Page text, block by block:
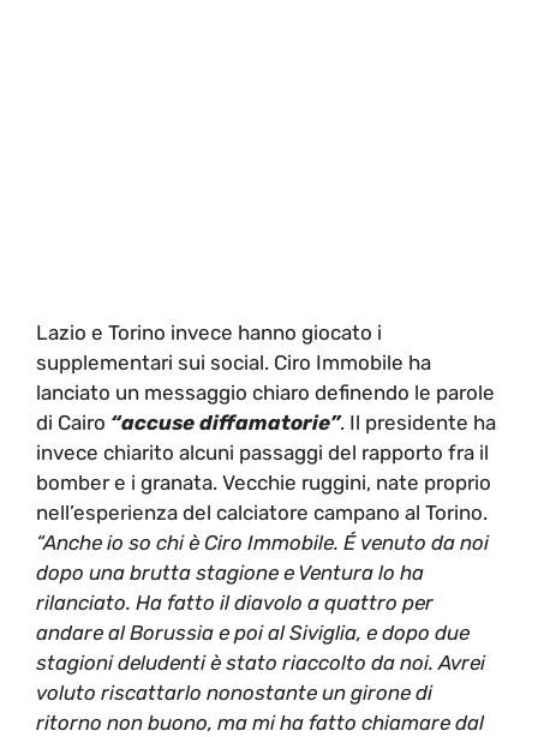
Lazio e Torino invece hanno giocato i
supplementari sui social. Ciro Immobile ha
lanciato un messaggio chiaro definendo le parole
di Cairo “accuse diffamatorie”. Il presidente ha
invece chiarito alcuni passaggi del rapporto fra il
bomber e i granata. Vecchie ruggini, nate proprio
nell’esperienza del calciatore campano al Torino.
“Anche io so chi è Ciro Immobile. É venuto da noi
dopo una brutta stagione e Ventura lo ha
rilanciato. Ha fatto il diavolo a quattro per
andare al Borussia e poi al Siviglia, e dopo due
stagioni deludenti è stato riaccolto da noi. Avrei
voluto riscattarlo nonostante un girone di
ritorno non buono, ma mi ha fatto chiamare dal